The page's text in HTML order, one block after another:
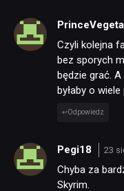
PrinceVegeta
Czyli kolejna
bez sporych
będzie grać.
byłaby o
Odpowiedz
Pegi18 23
Chyba za
Skyrim.